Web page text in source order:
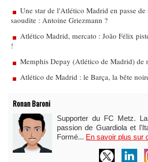
Une star de l'Atlético Madrid en passe
saoudite : Antoine Griezmann ?
Atlético Madrid, mercato : João Félix
!
Memphis Depay (Atlético de Madrid) de
Atlético de Madrid : le Barça, la bête
Ronan Baroni
Supporter du FC Metz.
passion de Guardiola et
Formé... En savoir plus sur